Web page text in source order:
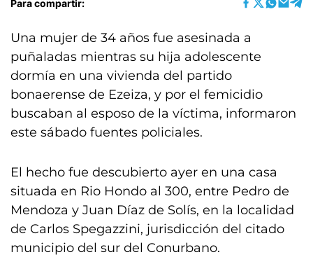
Para compartir:
Una mujer de 34 años fue asesinada a
puñaladas mientras su hija adolescente
dormía en una vivienda del partido
bonaerense de Ezeiza, y por el femicidio
buscaban al esposo de la víctima, informaron
este sábado fuentes policiales.
El hecho fue descubierto ayer en una casa
situada en Rio Hondo al 300, entre Pedro de
Mendoza y Juan Díaz de Solís, en la localidad
de Carlos Spegazzini, jurisdicción del citado
municipio del sur del Conurbano.